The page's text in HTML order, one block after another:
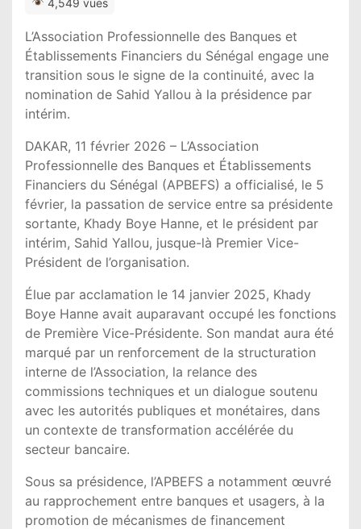
L’Association Professionnelle des Banques et
Établissements Financiers du Sénégal engage une
transition sous le signe de la continuité, avec la
nomination de Sahid Yallou à la présidence par
intérim.
DAKAR, 11 février 2026 – L’Association
Professionnelle des Banques et Établissements
Financiers du Sénégal (APBEFS) a officialisé, le 5
février, la passation de service entre sa présidente
sortante, Khady Boye Hanne, et le président par
intérim, Sahid Yallou, jusque-là Premier Vice-
Président de l’organisation.
Élue par acclamation le 14 janvier 2025, Khady
Boye Hanne avait auparavant occupé les fonctions
de Première Vice-Présidente. Son mandat aura été
marqué par un renforcement de la structuration
interne de l’Association, la relance des
commissions techniques et un dialogue soutenu
avec les autorités publiques et monétaires, dans
un contexte de transformation accélérée du
secteur bancaire.
Sous sa présidence, l’APBEFS a notamment œuvré
au rapprochement entre banques et usagers, à la
promotion de mécanismes de financement